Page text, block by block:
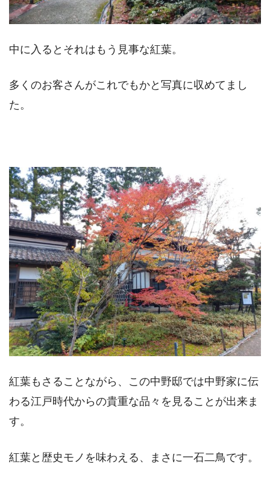
中に入るとそれはもう見事な紅葉。
多くのお客さんがこれでもかと写真に収めてまし
た。
紅葉もさることながら、この中野邸では中野家に伝
わる江戸時代からの貴重な品々を見ることが出来ま
す。
紅葉と歴史モノを味わえる、まさに一石二鳥です。